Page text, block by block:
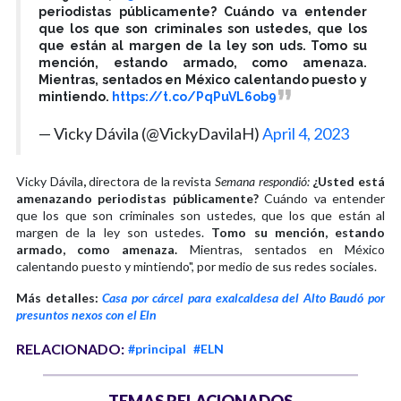
periodistas públicamente? Cuándo va entender
que los que son criminales son ustedes, que los
que están al margen de la ley son uds. Tomo su
mención, estando armado, como amenaza.
Mientras, sentados en México calentando puesto y
mintiendo. https://t.co/PqPuVL6ob9
— Vicky Dávila (@VickyDavilaH)April 4, 2023
Vicky Dávila,directora de la revistaSemana respondió: ¿Usted está
amenazando periodistas públicamente?Cuándo va entender
que los que son criminales son ustedes, que los que están al
margen de la ley son ustedes. Tomo su mención, estando
armado, como amenaza. Mientras, sentados en México
calentando puesto y mintiendo", por medio de sus redes sociales.
Más detalles:Casa por cárcel para exalcaldesa del Alto Baudó por
presuntos nexos con el Eln
RELACIONADO: #principal #ELN